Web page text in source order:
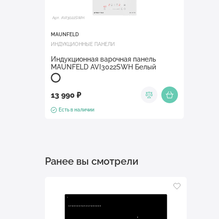
Арт. AVI3022SWH
MAUNFELD
ИНДУКЦИОННЫЕ ПАНЕЛИ
Индукционная варочная панель
MAUNFELD AVI3022SWH Белый
13 990 ₽
Есть в наличии
Ранее вы смотрели